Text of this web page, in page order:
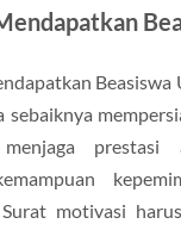
Beasiswa
sebaiknya
prestasi
motivasi